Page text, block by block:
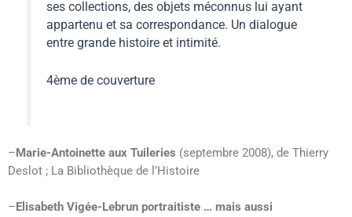
ses collections, des objets méconnus lui ayant
appartenu et sa correspondance. Un dialogue
entre grande histoire et intimité.
4ème de couverture
–Marie-Antoinette aux Tuileries (septembre 2008), de Thierry
Deslot ; La Bibliothèque de l’Histoire
– Elisabeth Vigée-Lebrun portraitiste … mais aussi